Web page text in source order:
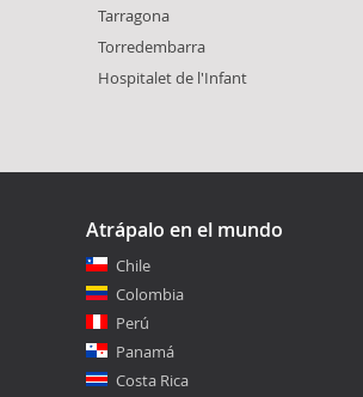
Tarragona
Torredembarra
Hospitalet de l'Infant
Atrápalo en el mundo
Chile
Colombia
Perú
Panamá
Costa Rica